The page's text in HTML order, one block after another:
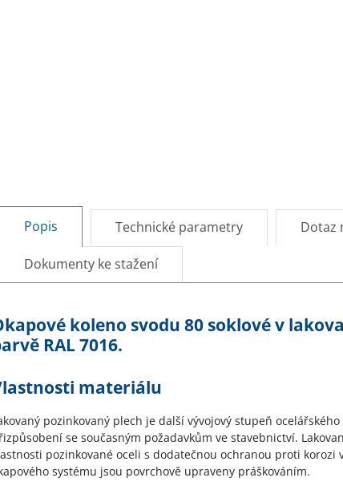
Popis Technické parametry Dotaz
Dokumenty ke stažení
koleno svodu 80 soklové v
RAL 7016.
materiálu
pozinkovaný plech je další vývojový stupeň
se současným požadavkům ve stavebnictví.
pozinkované oceli s dodatečnou ochranou proti
systému jsou povrchově upraveny práškováním.